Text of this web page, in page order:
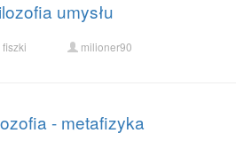
umysłu
milioner90
- metafizyka